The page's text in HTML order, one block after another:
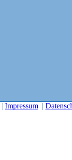
| Impressum |